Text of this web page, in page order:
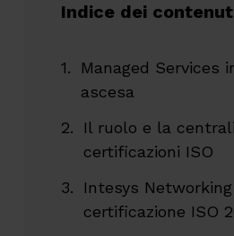
Indice dei
Managed Services
ascesa
Il ruolo e la
certificazioni ISO
Intesys
certificazione ISO